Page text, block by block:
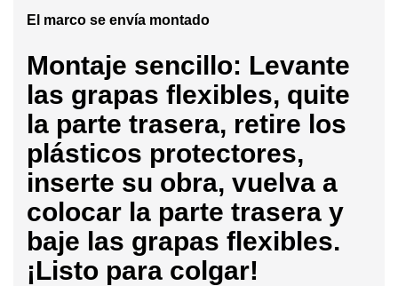
El marco se envía montado
Montaje sencillo: Levante
las grapas flexibles, quite
la parte trasera, retire los
plásticos protectores,
inserte su obra, vuelva a
colocar la parte trasera y
baje las grapas flexibles.
¡Listo para colgar!